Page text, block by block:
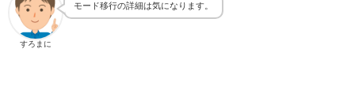
すろまに
モード移行の詳細は気になります。